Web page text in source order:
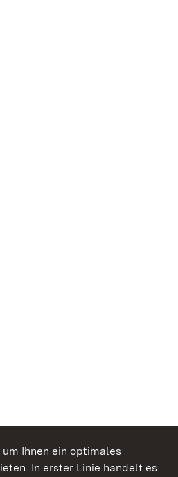
Ihnen ein optimales
In erster Linie handelt es